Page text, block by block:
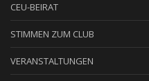
CEU-BEIRAT
STIMMEN ZUM CLUB
VERANSTALTUNGEN